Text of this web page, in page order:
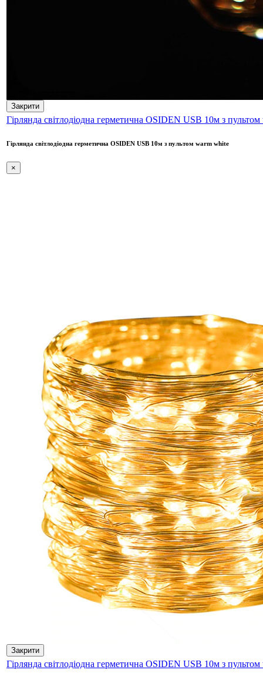
Закрити
Гірлянда світлодіодна герметична OSIDEN USB 10м з
Гірлянда світлодіодна герметична OSIDEN USB 10м з пультом warm white
×
Закрити
Гірлянда світлодіодна герметична OSIDEN USB 10м з